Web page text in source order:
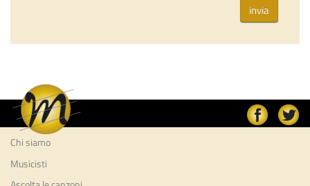
invia
Chi siamo
Musicisti